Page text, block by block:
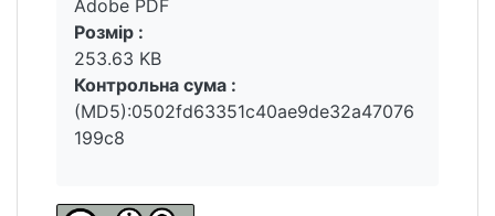
чесноти, їх функціональна основа є
складовою релігійної безпеки. Остання у
своїй сутності – це стан, за якого людина,
суспільство і держава є захищеними від
загроз, пов’язаних із релігійною сферою.
Отже, релігійна справедливість у
питань, включаючи підтримку вразливих
Adobe PDF
Розмір :
253.63 KB
Контрольна сума :
(MD5):0502fd63351c40ae9de32a47076
199c8